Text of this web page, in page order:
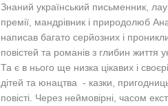
Знаний український письменник,
премії, мандрівник і природолюб
написав багато серйозних і
повістей та романів з глибин життя
Та є в нього ще низка цікавих і
дітей та юнацтва - казки,
повісті. Через неймовірні, часом